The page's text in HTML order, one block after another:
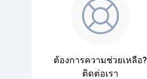
ต้องการความช่วยเหลือ?
ติดต่อเรา